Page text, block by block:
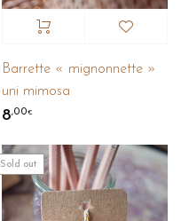
Barrette « mignonnette »
uni mimosa
8,00€
Sold out